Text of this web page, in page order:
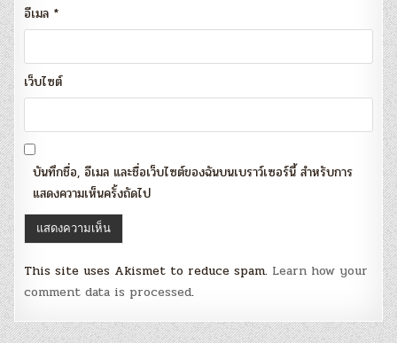
อีเมล *
เว็บไซต์
บันทึกชื่อ, อีเมล และชื่อเว็บไซต์ของฉันบนเบราว์เซอร์นี้ สำหรับการ
แสดงความเห็นครั้งถัดไป
This site uses Akismet to reduce spam. Learn how your
comment data is processed.